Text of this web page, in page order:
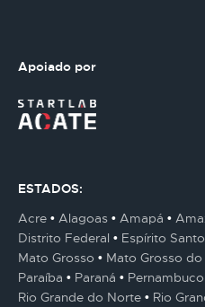
Apoiado por
ESTADOS:
Acre
Alagoas Amapá
Distrito Federal
Espírito Santo
Mato Grosso
Mato Grosso do
Paraíba
Paraná Pernambuco
Rio Grande do Norte
Rio